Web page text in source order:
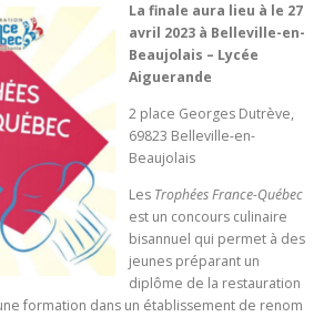
La finale aura lieu à le 27
avril 2023 à Belleville-en-
Beaujolais – Lycée
Aiguerande
2 place Georges Dutrève,
69823 Belleville-en-
Beaujolais
Les Trophées France-Québec
est un concours culinaire
bisannuel qui permet à des
jeunes préparant un
diplôme de la restauration
formation dans un établissement de renom